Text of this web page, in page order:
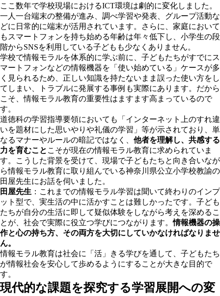
ここ数年で学校現場におけるICT環境は劇的に変化しました。
一人一台端末の整備が進み、調べ学習や発表、グループ活動な
どに日常的に端末が活用されています。さらに、家庭において
もスマートフォンを持ち始める年齢は年々低下し、小学生の段
階からSNSを利用している子どもも少なくありません。
学校で情報モラルを体系的に学ぶ前に、子どもたちがすでにス
マートフォンなどの情報機器を「使い始めている」ケースが多
く見られるため、正しい知識を持たないまま誤った使い方をし
てしまい、トラブルに発展する事例も実際にあります。だから
こそ、情報モラル教育の重要性はますます高まっているので
す。
道徳科の学習指導要領においても「インターネット上のすれ違
いを題材にした思いやりや礼儀の学習」等が示されており、単
なるマナーやルールの暗記ではなく、 他者を理解し、共感する
力を育むこと こそが現在の情報モラル教育に求められていま
す。こうした背景を受けて、現場で子どもたちと向き合いなが
ら情報モラル教育に取り組んでいる神奈川県公立小学校教諭の
田屋先生にお話を伺いました。
田屋先生 ：これまでの情報モラル学習は聞いて終わりのインプ
ット型で、実生活の中に活かすことは難しかったです。子ども
たちが自分の生活に即して疑似体験をしながら考えを深めるこ
とが、社会で実際に役立つ学びにつながります。情報機器の操
作と心の持ち方、その両方を大切にしていかなければなりませ
ん。
情報モラル教育は社会に「活」きる学びを通して、子どもたち
が情報社会を安心して歩めるようにすることが大きな目的で
す。
現代的な課題を探究する学習展開への変